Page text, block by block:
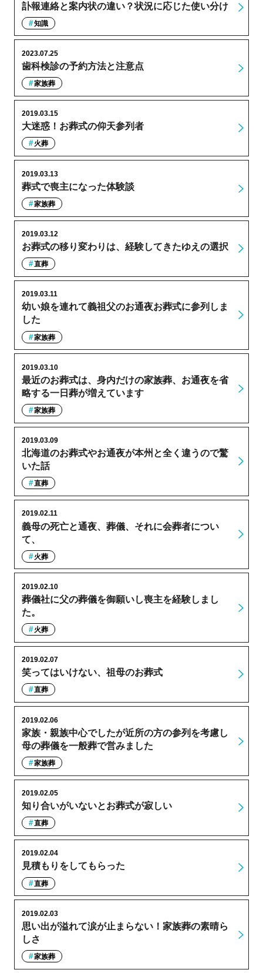
訃報連絡と案内状の違い？状況に応じた使い分け
知識
歯科検診の予約方法と注意点
2023.07.25
家族葬
大迷惑！お葬式の仰天参列者
2019.03.15
火葬
葬式で喪主になった体験談
2019.03.13
家族葬
お葬式の移り変わりは、経験してきたゆえの選択
2019.03.12
直葬
幼い娘を連れて義祖父のお通夜お葬式に参列しま
した
2019.03.11
家族葬
最近のお葬式は、身内だけの家族葬、お通夜を省
略する一日葬が増えています
2019.03.10
家族葬
北海道のお葬式やお通夜が本州と全く違うので驚
いた話
2019.03.09
直葬
義母の死亡と通夜、葬儀、それに会葬者につい
て、
2019.02.11
火葬
葬儀社に父の葬儀を御願いし喪主を経験しまし
た。
2019.02.10
火葬
笑ってはいけない、祖母のお葬式
2019.02.07
直葬
家族・親族中心でしたが近所の方の参列を考慮し
母の葬儀を一般葬で営みました
2019.02.06
家族葬
知り合いがいないとお葬式が寂しい
2019.02.05
直葬
見積もりをしてもらった
2019.02.04
直葬
思い出が溢れて涙が止まらない！家族葬の素晴ら
しさ
2019.02.03
家族葬